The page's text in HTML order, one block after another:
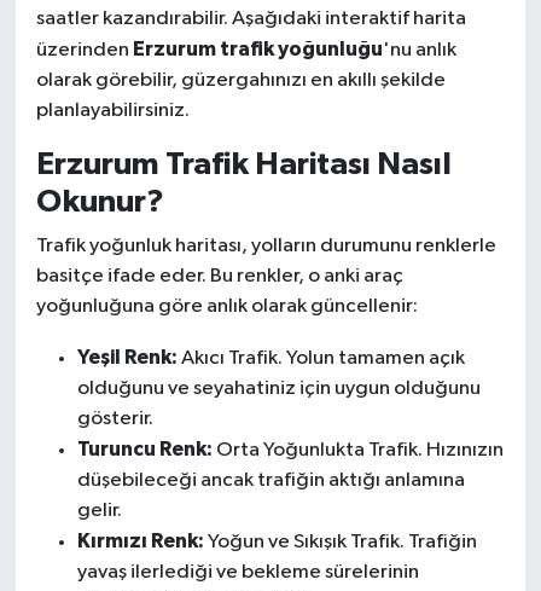
saatler kazandırabilir. Aşağıdaki interaktif harita
üzerinden Erzurum trafik yoğunluğu'nu anlık
olarak görebilir, güzergahınızı en akıllı şekilde
planlayabilirsiniz.
Erzurum Trafik Haritası Nasıl
Okunur?
Trafik yoğunluk haritası, yolların durumunu renklerle
basitçe ifade eder. Bu renkler, o anki araç
yoğunluğuna göre anlık olarak güncellenir:
Yeşil Renk: Akıcı Trafik. Yolun tamamen açık
olduğunu ve seyahatiniz için uygun olduğunu
gösterir.
Turuncu Renk: Orta Yoğunlukta Trafik. Hızınızın
düşebileceği ancak trafiğin aktığı anlamına
gelir.
Kırmızı Renk: Yoğun ve Sıkışık Trafik. Trafiğin
yavaş ilerlediği ve bekleme sürelerinin